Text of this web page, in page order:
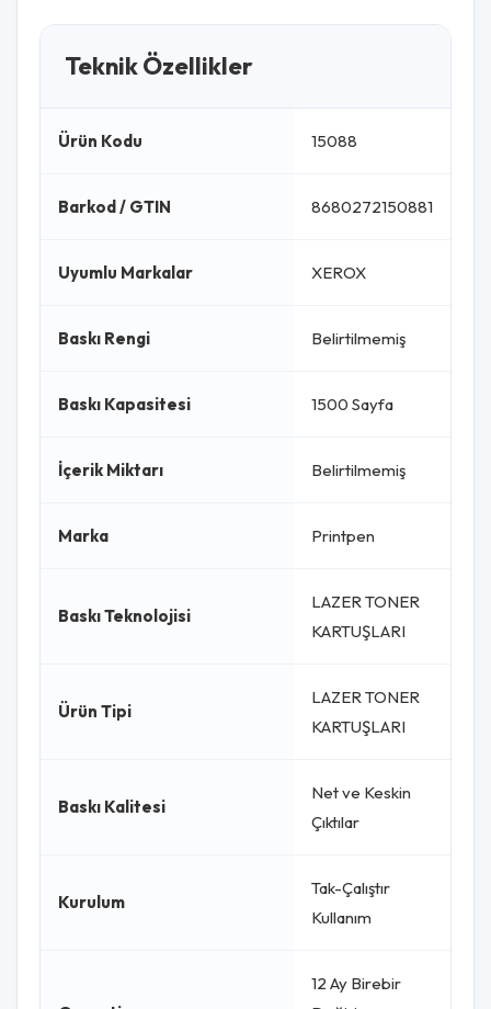
Teknik Özellikler
Ürün Kodu 15088
Barkod / GTIN 8680272150881
Uyumlu Markalar XEROX
Baskı Rengi Belirtilmemiş
Baskı Kapasitesi 1500 Sayfa
İçerik Miktarı Belirtilmemiş
Marka Printpen
Baskı Teknolojisi
LAZER TONER
KARTUŞLARI
Ürün Tipi
LAZER TONER
KARTUŞLARI
Baskı Kalitesi
Net ve Keskin
Çıktılar
Kurulum
Tak-Çalıştır
Kullanım
12 Ay Birebir